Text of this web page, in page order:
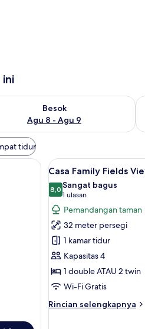
8
Besok
Agu 8 - Agu 9
ketersediaan untuk besok Agu 8
tidur
tidur Select Comfort, brankas, dan
Lihat
semua
foto
untuk
Casa
Family
Fields
View
11
Casa Family Fields
8,08,0 dari 10
Sangat bagus
1 ulasan
(1
ulasan)
Pemandangan taman
32 meter persegi
1 kamar tidur
Kapasitas 4
1 double ATAU 2 twin
Wi-Fi Gratis
Rincian selengkapnya
Rincian